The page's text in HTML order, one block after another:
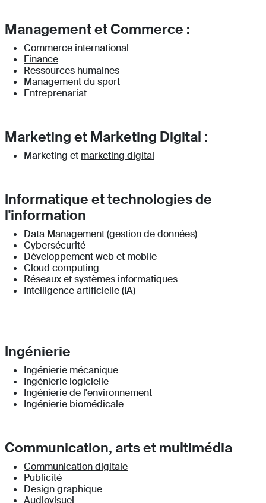
Management et Commerce :
Commerce international
Finance
Ressources humaines
Management du sport
Entreprenariat
Marketing et Marketing Digital :
Marketing et marketing digital
Informatique et technologies de
l'information
Data Management (gestion de données)
Cybersécurité
Développement web et mobile
Cloud computing
Réseaux et systèmes informatiques
Intelligence artificielle (IA)
Ingénierie
Ingénierie mécanique
Ingénierie logicielle
Ingénierie de l'environnement
Ingénierie biomédicale
Communication, arts et multimédia
Communication digitale
Publicité
Design graphique